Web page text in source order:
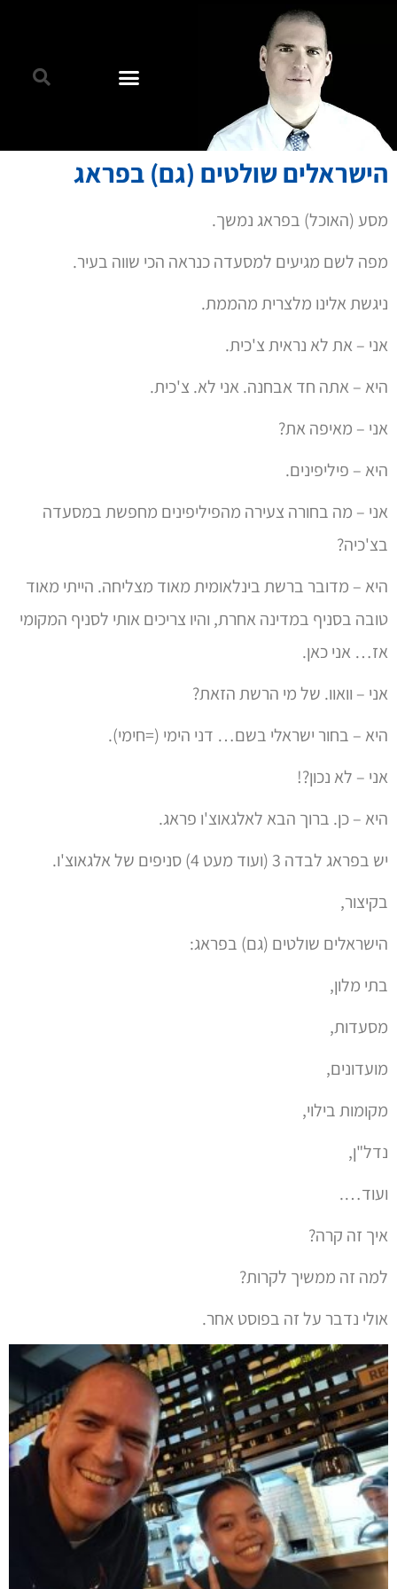
הישראלים שולטים (גם) בפראג
מסע (האוכל) בפראג נמשך.
מפה לשם מגיעים למסעדה כנראה הכי שווה בעיר.
ניגשת אלינו מלצרית מהממת.
אני – את לא נראית צ'כית.
היא – אתה חד אבחנה. אני לא. צ'כית.
אני – מאיפה את?
היא – פיליפינים.
אני – מה בחורה צעירה מהפיליפינים מחפשת במסעדה
בצ'כיה?
היא – מדובר ברשת בינלאומית מאוד מצליחה. הייתי מאוד
טובה בסניף במדינה אחרת, והיו צריכים אותי לסניף המקומי
אז… אני כאן.
אני – וואוו. של מי הרשת הזאת?
היא – בחור ישראלי בשם… דני הימי (=חימי).
אני – לא נכון?!
היא – כן. ברוך הבא לאלגאוצ'ו פראג.
יש בפראג לבדה 3 (ועוד מעט 4) סניפים של אלגאוצ'ו.
בקיצור,
הישראלים שולטים (גם) בפראג:
בתי מלון,
מסעדות,
מועדונים,
מקומות בילוי,
נדל"ן,
ועוד….
איך זה קרה?
למה זה ממשיך לקרות?
אולי נדבר על זה בפוסט אחר.